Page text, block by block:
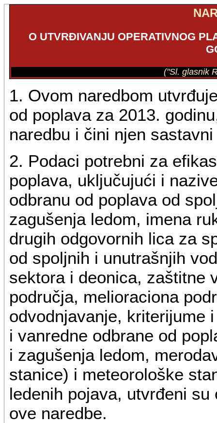
O UTVRĐIVANJU OPERATIVNOG
("Sl. glasnik
1. Ovom naredbom
od poplava za 2013.
naredbu i čini njen
2. Podaci potrebni za
poplava, uključujući i
odbranu od poplava od
zagušenja ledom, imena
drugih odgovornih lica za
od spoljnih i unutrašnjih
sektora i deonica, zaštitne
područja, melioraciona
odvodnjavanje, kriterijume
i vanredne odbrane od
i zagušenja ledom,
stanice) i meteorološke
ledenih pojava, utvrđeni
ove naredbe.